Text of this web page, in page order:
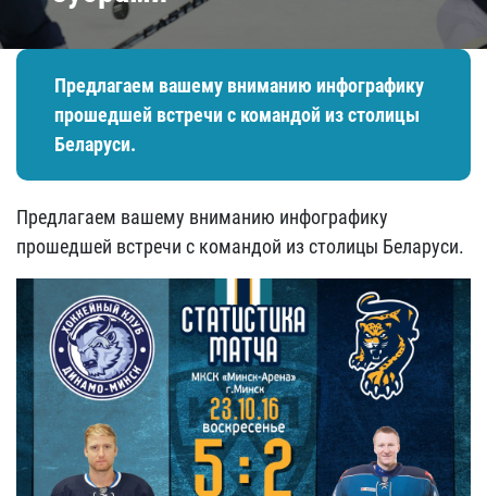
Предлагаем вашему вниманию инфографику
прошедшей встречи с командой из столицы
Беларуси.
Предлагаем вашему вниманию инфографику
прошедшей встречи с командой из столицы Беларуси.